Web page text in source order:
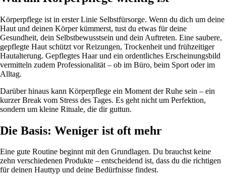
Körperpflege ist in erster Linie Selbstfürsorge. Wenn du dich um deine
Haut und deinen Körper kümmerst, tust du etwas für deine
Gesundheit, dein Selbstbewusstsein und dein Auftreten. Eine saubere,
gepflegte Haut schützt vor Reizungen, Trockenheit und frühzeitiger
Hautalterung. Gepflegtes Haar und ein ordentliches Erscheinungsbild
vermitteln zudem Professionalität – ob im Büro, beim Sport oder im
Alltag.
Darüber hinaus kann Körperpflege ein Moment der Ruhe sein – ein
kurzer Break vom Stress des Tages. Es geht nicht um Perfektion,
sondern um kleine Rituale, die dir guttun.
Die Basis: Weniger ist oft mehr
Eine gute Routine beginnt mit den Grundlagen. Du brauchst keine
zehn verschiedenen Produkte – entscheidend ist, dass du die richtigen
für deinen Hauttyp und deine Bedürfnisse findest.